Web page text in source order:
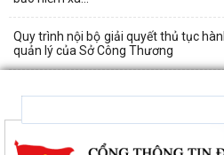
Quy trình nội bộ giải quyết thủ tục
quản lý của Sở Công Thương